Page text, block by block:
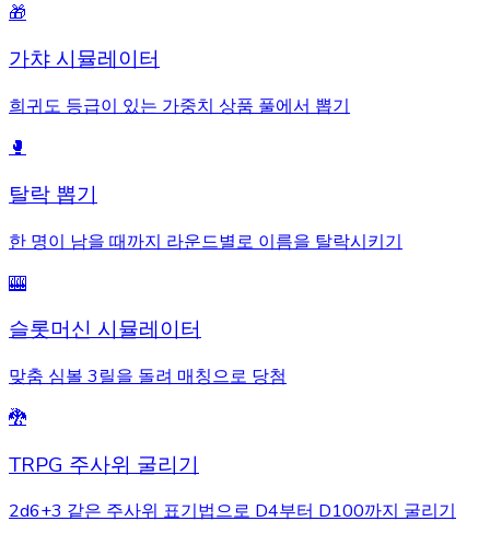
🎁
가챠 시뮬레이터
희귀도 등급이 있는 가중치 상품 풀에서 뽑기
🥊
탈락 뽑기
한 명이 남을 때까지 라운드별로 이름을 탈락시키기
🎰
슬롯머신 시뮬레이터
맞춤 심볼 3릴을 돌려 매칭으로 당첨
🐉
TRPG 주사위 굴리기
2d6+3 같은 주사위 표기법으로 D4부터 D100까지 굴리기